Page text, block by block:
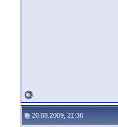
20.08.2009, 21:36